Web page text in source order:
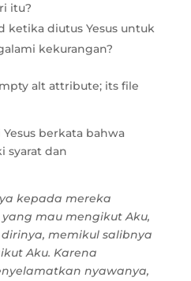
itu?
ketika diutus Yesus untuk
kekurangan?
berkata bahwa
syarat dan
kepada mereka
mau mengikut Aku,
memikul salibnya
Aku. Karena
nyawanya,